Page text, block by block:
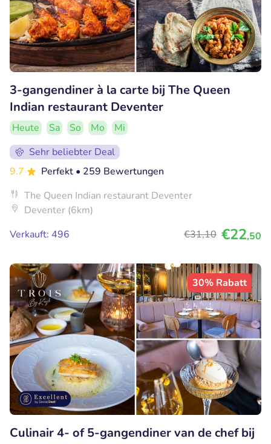
3-gangendiner à la carte bij The Queen
Indian restaurant Deventer
Heute Sa So Mo
Mi
Sehr beliebter Deal
9.7
Perfekt • 259 Bewertungen
The Queen Indian restaurant Deventer
Deventer (6km)
Verkauft: 496
€31,10 €22,50
30% Rabatt
Culinair 4- of 5-gangendiner van de chef bij